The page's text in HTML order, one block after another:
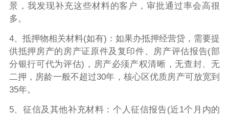
景，我发现补充这些材料的客户，审批通过率会高很
多。
4、抵押物相关材料(如有)：如果办抵押经营贷，需要提
供抵押房产的房产证原件及复印件、房产评估报告(部
分银行可代为评估)，房产必须产权清晰，无查封、无
二押，房龄一般不超过30年，核心区优质房产可放宽到
35年。
5、征信及其他补充材料：个人征信报告(近1个月内的